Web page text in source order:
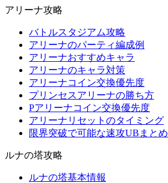
アリーナ攻略
バトルスタジアム攻略
アリーナのパーティ編成例
アリーナおすすめキャラ
アリーナのキャラ対策
アリーナコイン交換優先度
プリンセスアリーナの勝ち方
Pアリーナコイン交換優先度
アリーナリセットのタイミング
限界突破で可能な速攻UBまとめ
ルナの塔攻略
ルナの塔基本情報